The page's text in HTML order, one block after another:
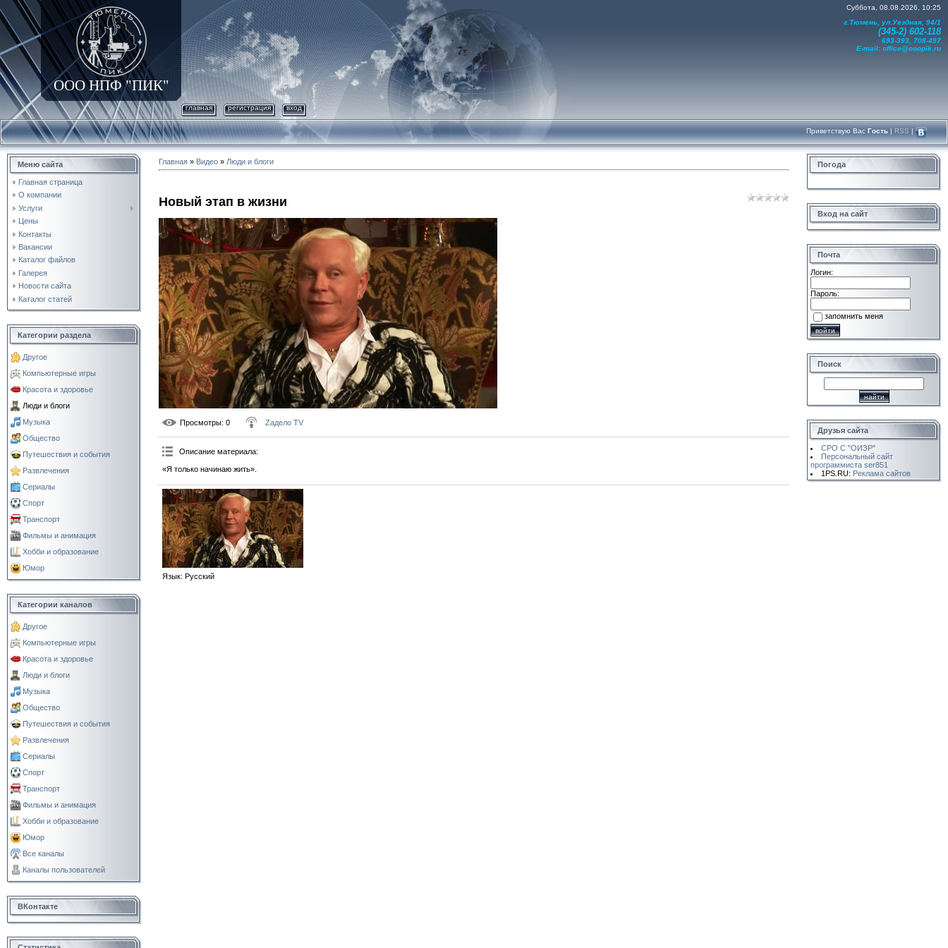
ООО НПФ "ПИК"
Суббота, 08.08.2026, 10:25
г.Тюмень, ул.Уездная, 94/1
(345-2) 602-118
693-393, 708-497
E-mail: office@ooopik.ru
главная регистрация вход
Приветствую Вас Гость | RSS |
Меню сайта
Главная страница
О компании
Услуги
Цены
Контакты
Вакансии
Каталог файлов
Галерея
Новости сайта
Каталог статей
Категории раздела
Другое
Компьютерные игры
Красота и здоровье
Люди и блоги
Музыка
Общество
Путешествия и события
Развлечения
Сериалы
Спорт
Транспорт
Фильмы и анимация
Хобби и образование
Юмор
Категории каналов
Другое
Компьютерные игры
Красота и здоровье
Люди и блоги
Музыка
Общество
Путешествия и события
Развлечения
Сериалы
Спорт
Транспорт
Фильмы и анимация
Хобби и образование
Юмор
Все каналы
Каналы пользователей
ВКонтакте
Главная » Видео » Люди и блоги
Новый этап в жизни
Просмотры: 0 Zадело TV
Описание материала:
«Я только начинаю жить».
Язык: Русский
Погода
Вход на сайт
Почта
Логин:
Пароль:
запомнить меня
Поиск
Друзья сайта
СРО С "ОИЗР"
Персональный сайт
программиста ser851
1PS.RU: Реклама сайтов